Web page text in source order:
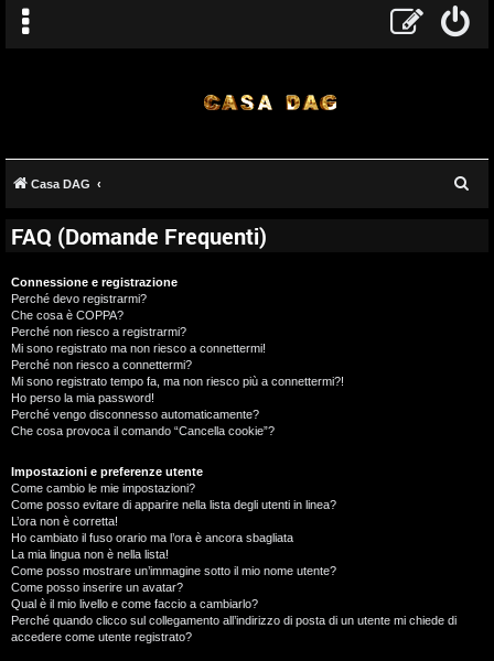
Casa DAG
FAQ (Domande Frequenti)
Connessione e registrazione
Perché devo registrarmi?
Che cosa è COPPA?
Perché non riesco a registrarmi?
Mi sono registrato ma non riesco a connettermi!
Perché non riesco a connettermi?
Mi sono registrato tempo fa, ma non riesco più a connettermi?!
Ho perso la mia password!
Perché vengo disconnesso automaticamente?
Che cosa provoca il comando “Cancella cookie”?
Impostazioni e preferenze utente
Come cambio le mie impostazioni?
Come posso evitare di apparire nella lista degli utenti in linea?
L’ora non è corretta!
Ho cambiato il fuso orario ma l’ora è ancora sbagliata
La mia lingua non è nella lista!
Come posso mostrare un’immagine sotto il mio nome utente?
Come posso inserire un avatar?
Qual è il mio livello e come faccio a cambiarlo?
Perché quando clicco sul collegamento all’indirizzo di posta di un utente mi chiede di
accedere come utente registrato?